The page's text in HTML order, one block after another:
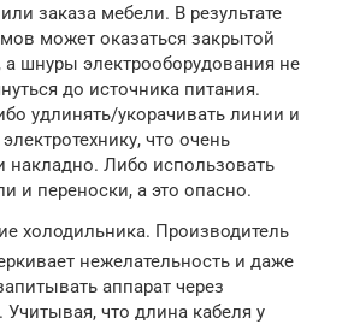
заказа мебели. В результате
может оказаться закрытой
а шнуры электрооборудования не
до источника питания.
удлинять/укорачивать линии и
что очень
накладно. Либо использовать
и переноски, а это опасно.
холодильника. Производитель
нежелательность и даже
аппарат через
Учитывая, что длина кабеля у